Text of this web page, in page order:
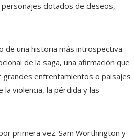
personajes dotados de deseos,
de una historia más introspectiva.
de la saga, una afirmación que
enfrentamientos o paisajes
violencia, la pérdida y las
primera vez. Sam Worthington y